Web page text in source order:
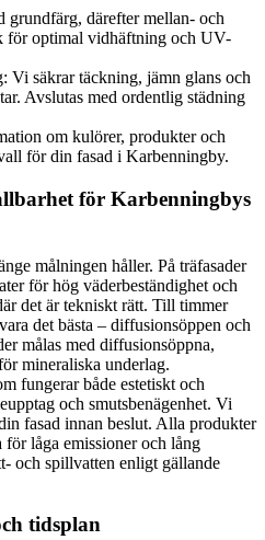
grundfärg, därefter mellan- och
för optimal vidhäftning och UV-
Vi säkrar täckning, jämn glans och
Avslutas med ordentlig städning
om kulörer, produkter och
för din fasad i Karbenningby.
för Karbenningbys
målningen håller. På träfasader
för hög väderbeständighet och
det är tekniskt rätt. Till timmer
det bästa – diffusionsöppen och
målas med diffusionsöppna,
mineraliska underlag.
fungerar både estetiskt och
och smutsbenägenhet. Vi
fasad innan beslut. Alla produkter
låga emissioner och lång
och spillvatten enligt gällande
tidsplan